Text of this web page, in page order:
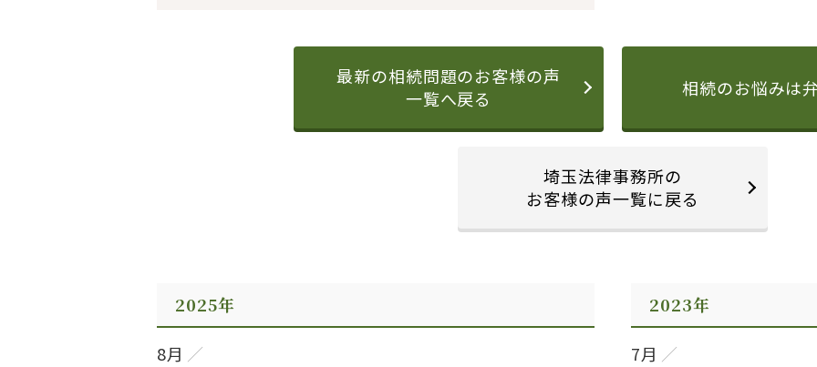
最新の相続問題のお客様の声
一覧へ戻る
相続のお悩みは
埼玉法律事務所の
お客様の声一覧に戻る
2025年
8月
2023年
7月